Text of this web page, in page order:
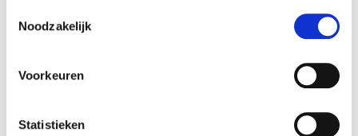
Noodzakelijk
Voorkeuren
Statistieken
Type afspraak
om de afspraak te bevestigen.